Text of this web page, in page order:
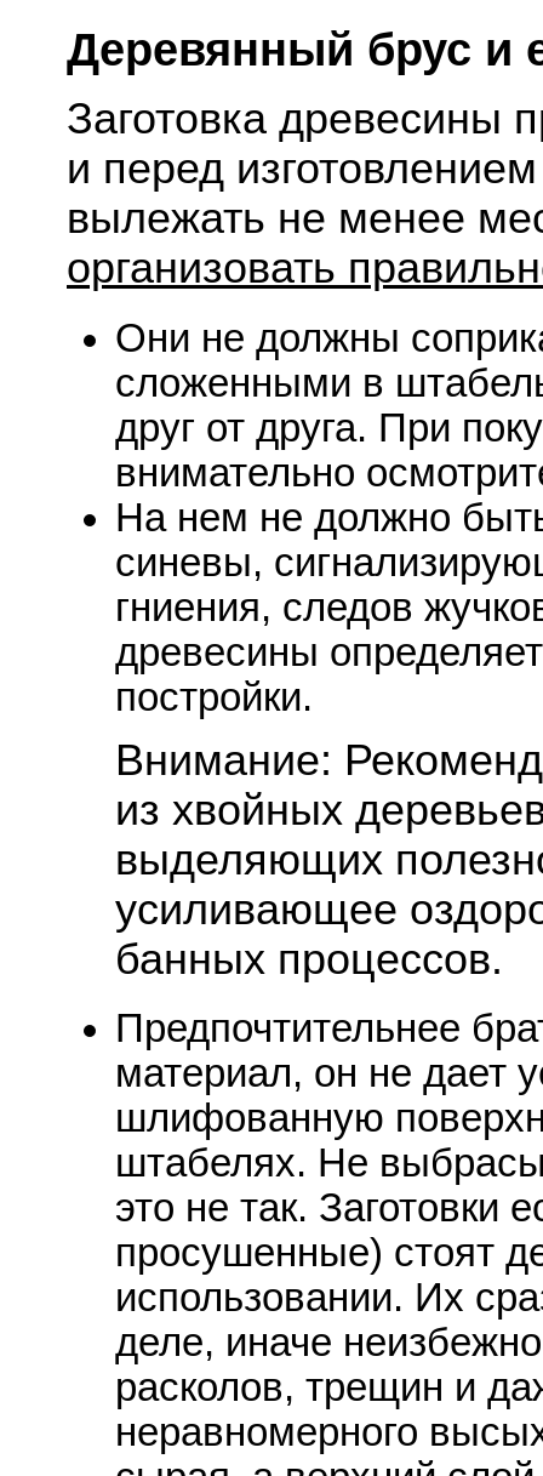
Деревянный брус и
Заготовка древесины
и перед
вылежать не менее
организовать
Они не должны
сложенными в
друг от друга. При
внимательно
На нем не должно
синевы,
гниения, следов
древесины
постройки.
Внимание:
из хвойных
выделяющих
усиливающее
банных процессов.
Предпочтительнее
материал, он не дает
шлифованную
штабелях. Не
это не так. Заготовки
просушенные) стоят
использовании. Их
деле, иначе
расколов, трещин и
неравномерного